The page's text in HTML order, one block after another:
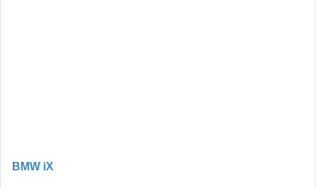
BMW iX